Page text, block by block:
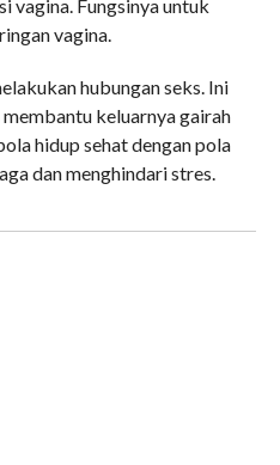
vagina. Fungsinya untuk
vagina.
hubungan seks. Ini
keluarnya gairah
hidup sehat dengan pola
dan menghindari stres.